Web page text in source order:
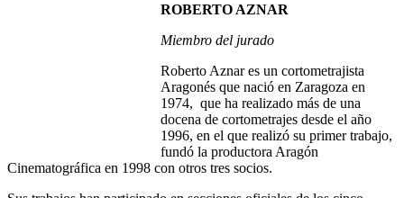
ROBERTO AZNAR
Miembro del jurado
Roberto Aznar es un cortometrajista
Aragonés que nació en Zaragoza en
1974, que ha realizado más de una
docena de cortometrajes desde el año
1996, en el que realizó su primer trabajo,
fundó la productora Aragón
Cinematográfica en 1998 con otros tres socios.